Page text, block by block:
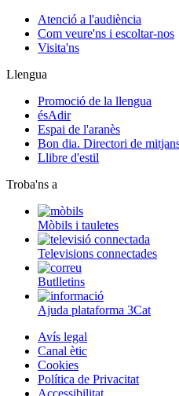
Atenció a l'audiència
Com veure'ns i escoltar-nos
Visita'ns
Llengua
Promoció de la llengua
ésAdir
Espai de l'aranès
Bon dia. Directori de
Llibre d'estil
Troba'ns a
Mòbils i tauletes
Televisions connectades
Butlletins
Ajuda plataforma 3Cat
Avís legal
Canal ètic
Cookies
Política de Privacitat
Accessibilitat